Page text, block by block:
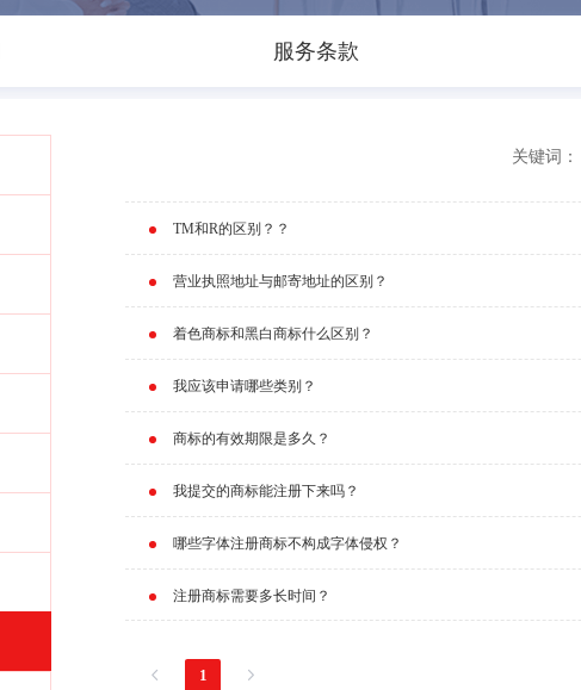
服务条款
关键词：
TM和R的区别？？
营业执照地址与邮寄地址的区别？
着色商标和黑白商标什么区别？
我应该申请哪些类别？
商标的有效期限是多久？
我提交的商标能注册下来吗？
哪些字体注册商标不构成字体侵权？
注册商标需要多长时间？
1